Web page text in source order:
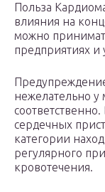
Польза
влияния на
можно
предприятиях
нежелательно
сердечных
категории
регулярного
кровотечения.